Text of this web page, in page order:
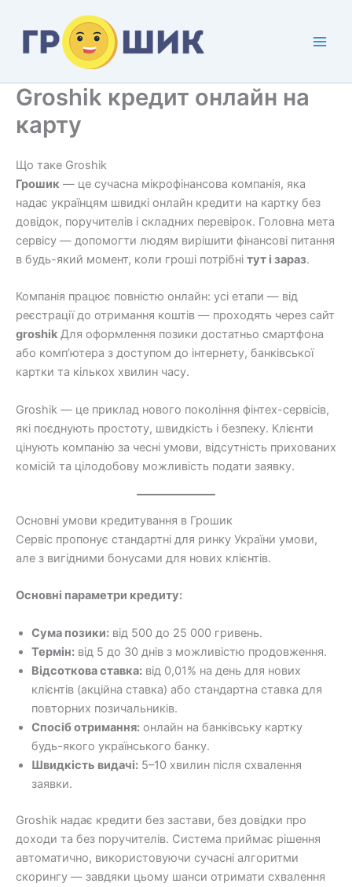
Groshik кредит онлайн на
карту
Що таке Groshik
Грошик — це сучасна мікрофінансова компанія, яка
надає українцям швидкі онлайн кредити на картку без
довідок, поручителів і складних перевірок. Головна мета
сервісу — допомогти людям вирішити фінансові питання
в будь-який момент, коли гроші потрібні тут і зараз.
Компанія працює повністю онлайн: усі етапи — від
реєстрації до отримання коштів — проходять через сайт
groshik Для оформлення позики достатньо смартфона
або комп’ютера з доступом до інтернету, банківської
картки та кількох хвилин часу.
Groshik — це приклад нового покоління фінтех-сервісів,
які поєднують простоту, швидкість і безпеку. Клієнти
цінують компанію за чесні умови, відсутність прихованих
комісій та цілодобову можливість подати заявку.
Основні умови кредитування в Грошик
Сервіс пропонує стандартні для ринку України умови,
але з вигідними бонусами для нових клієнтів.
Основні параметри кредиту:
Сума позики: від 500 до 25 000 гривень.
Термін: від 5 до 30 днів з можливістю продовження.
Відсоткова ставка: від 0,01% на день для нових
клієнтів (акційна ставка) або стандартна ставка для
повторних позичальників.
Спосіб отримання: онлайн на банківську картку
будь-якого українського банку.
Швидкість видачі: 5–10 хвилин після схвалення
заявки.
Groshik надає кредити без застави, без довідки про
доходи та без поручителів. Система приймає рішення
автоматично, використовуючи сучасні алгоритми
скорингу — завдяки цьому шанси отримати схвалення